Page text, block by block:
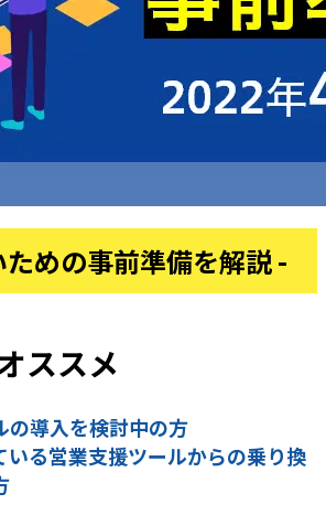
めの事前準備を解説 -
ススメ
の導入を検討中の方
いる営業支援ツールからの乗り換